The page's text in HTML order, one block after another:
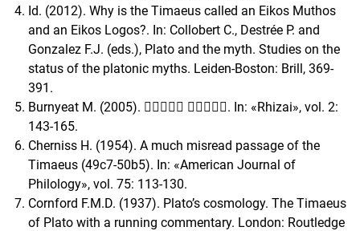
Id. (2012). Why is the Timaeus called an Eikos Muthos
and an Eikos Logos?. In: Collobert C., Destrée P. and
Gonzalez F.J. (eds.), Plato and the myth. Studies on the
status of the platonic myths. Leiden-Boston: Brill, 369-
391.
Burnyeat M. (2005). 􀇼􀇿􀈀􀈍􀈈 􀈂􀈊􀄬􀈅􀈈. In: «Rhizai», vol. 2:
143-165.
Cherniss H. (1954). A much misread passage of the
Timaeus (49c7-50b5). In: «American Journal of
Philology», vol. 75: 113-130.
Cornford F.M.D. (1937). Plato’s cosmology. The Timaeus
of Plato with a running commentary. London: Routledge